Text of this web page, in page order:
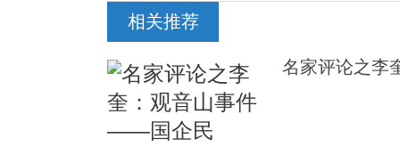
相关推荐
名家评论之